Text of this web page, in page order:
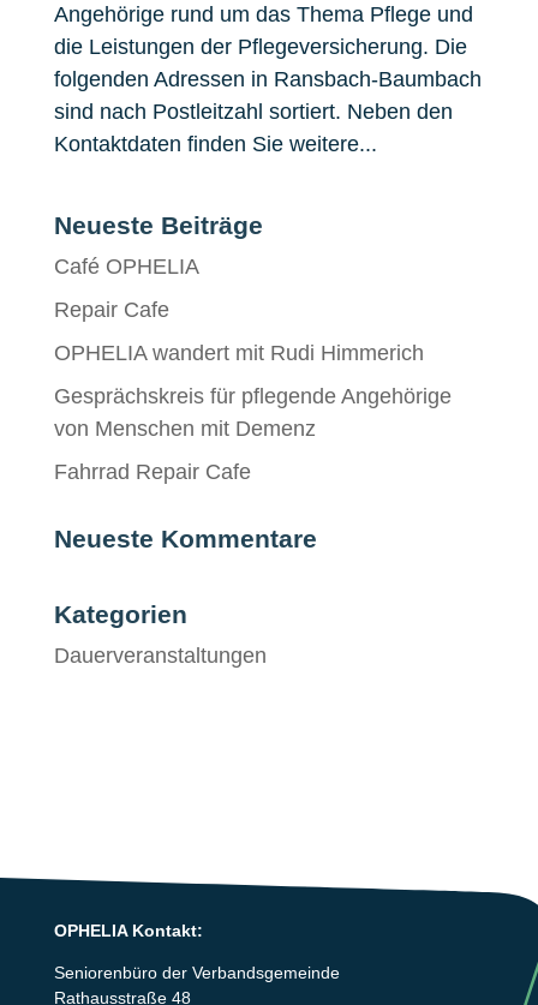
Angehörige rund um das Thema Pflege und
die Leistungen der Pflegeversicherung. Die
folgenden Adressen in Ransbach-Baumbach
sind nach Postleitzahl sortiert. Neben den
Kontaktdaten finden Sie weitere...
Neueste Beiträge
Café OPHELIA
Repair Cafe
OPHELIA wandert mit Rudi Himmerich
Gesprächskreis für pflegende Angehörige
von Menschen mit Demenz
Fahrrad Repair Cafe
Neueste Kommentare
Kategorien
Dauerveranstaltungen
OPHELIA Kontakt:
Seniorenbüro der Verbandsgemeinde
Rathausstraße 48